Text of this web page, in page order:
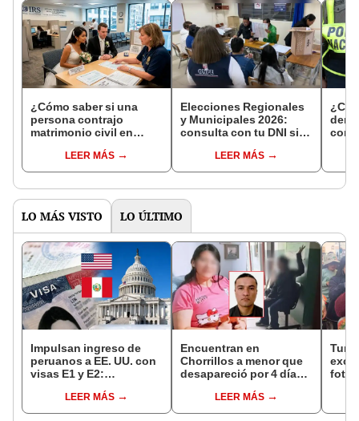
¿Cómo saber si una
persona contrajo
matrimonio civil en
LEER MÁS
Elecciones Regionales
y Municipales 2026:
consulta con tu DNI si
de mesa para este 4 de
octubre en el link oficial
LEER MÁS
con
LO MÁS VISTO LO ÚLTIMO
Impulsan ingreso de
peruanos a EE. UU. con
visas E1 y E2:
pymes serían los más
beneficiados
LEER MÁS
Encuentran en
Chorrillos a menor que
desapareció por 4 días
sujeto que conoció en
Roblox: PNP busca al
LEER MÁS